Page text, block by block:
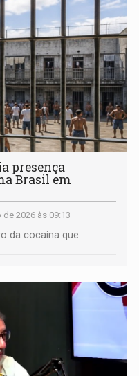
presença
Brasil em
2026 às 09:13
da cocaína que